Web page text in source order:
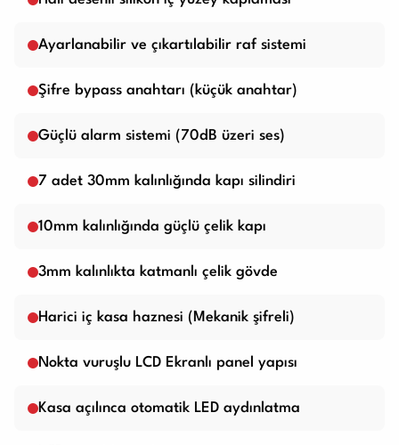
Ayarlanabilir ve çıkartılabilir raf sistemi
Şifre bypass anahtarı (küçük anahtar)
Güçlü alarm sistemi (70dB üzeri ses)
7 adet 30mm kalınlığında kapı silindiri
10mm kalınlığında güçlü çelik kapı
3mm kalınlıkta katmanlı çelik gövde
Harici iç kasa haznesi (Mekanik şifreli)
Nokta vuruşlu LCD Ekranlı panel yapısı
Kasa açılınca otomatik LED aydınlatma